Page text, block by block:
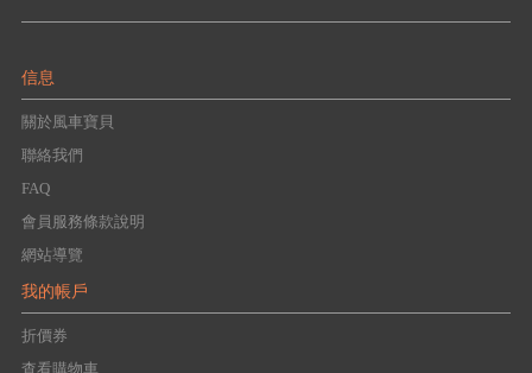
信息
關於風車寶貝
聯絡我們
FAQ
會員服務條款說明
網站導覽
我的帳戶
折價券
查看購物車